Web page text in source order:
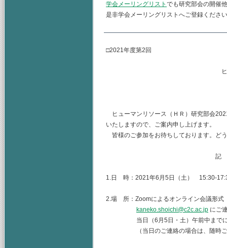
学会メーリングリスト でも研究部会の開催
是非学会メーリングリストへご登録くださ
□2021年度第2回
ヒューマンリソース
ヒューマンリソース（ＨＲ）研究部会
いたしますので、ご案内申し上げます。
皆様のご参加をお待ちしております。ど
記
1.日 時：2021年6月5日（土） 15:30-
2.場 所：Zoomによるオンライン会議形式
kaneko.shoichi@c2c.ac.jp にご
当日（6月5日・土）午前中までに
（当日のご連絡の場合は、随時ご連